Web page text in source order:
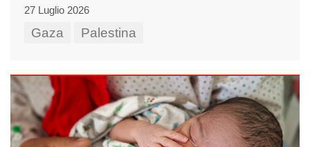
27 Luglio 2026
Gaza Palestina